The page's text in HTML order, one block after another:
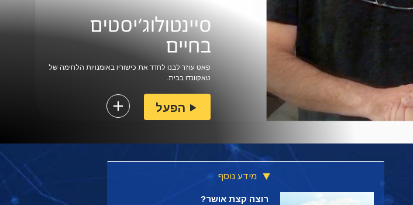
פאט עוזר לבנו לחדד את כישוריו באומנויות הלחימה של
טאקוונדו בבית.
הפעל
מידע נוסף
רוצה קצת אושר?